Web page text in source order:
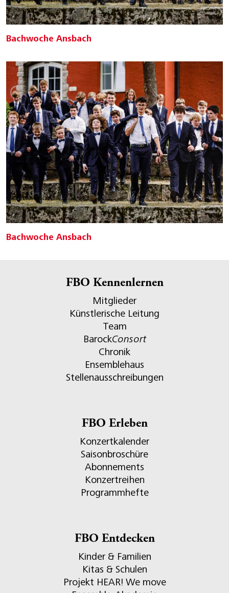
Bachwoche Ansbach
Bachwoche Ansbach
FBO Kennenlernen
Mitglieder
Künstlerische Leitung
Team
BarockConsort
Chronik
Ensemblehaus
Stellenausschreibungen
FBO Erleben
Konzertkalender
Saisonbroschüre
Abonnements
Konzertreihen
Programmhefte
FBO Entdecken
Kinder & Familien
Kitas & Schulen
Projekt HEAR! We move